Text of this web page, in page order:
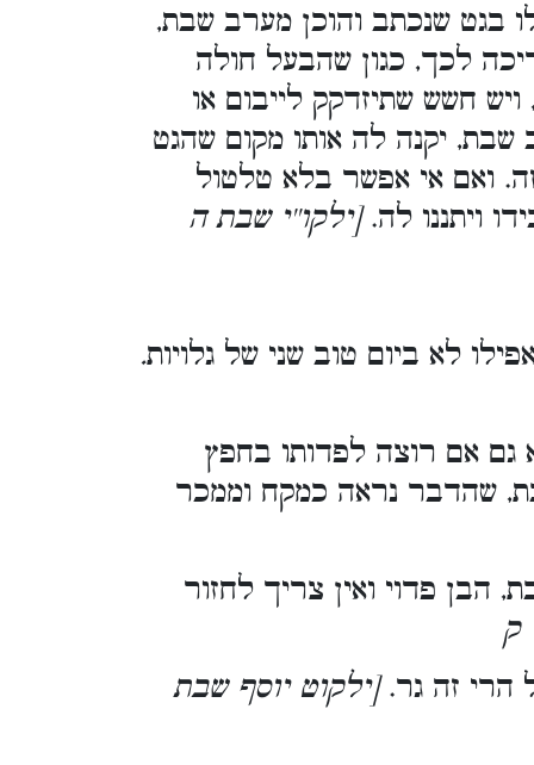
בגט שנכתב והוכן מערב שבת,
לכך, כגון שהבעל חולה
חשש שתיזדקק לייבום או
יקנה לה אותו מקום שהגט
ואם אי אפשר בלא טלטול
ויתננו לה.[ילקו''י שבת ה
לא ביום טוב שני של גלויות.
אם רוצה לפדותו בחפץ
שהדבר נראה כמקח וממכר
פדוי ואין צריך לחזור
ק
הרי זה גר.[ילקוט יוסף שבת